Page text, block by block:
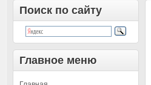
Поиск по сайту
Главное меню